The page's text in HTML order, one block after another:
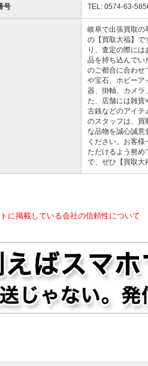
号 TEL: 0574-63-
岐阜で出張買取の
の【買取大福】で
り、査定の際に
品を持ち込んでい
のご都合に合わせ
や宝石、ホビーア
器、掛軸、カメラ
た、店舗には雑貨
古銭などのアイテ
のスタッフは、買
な品物を誠心誠意
ください。お客
ただけるよう努め
で、ぜひ【買取大
に掲載している会社の信頼性について